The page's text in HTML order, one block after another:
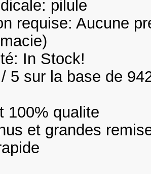
pilule
requise: Aucune
In Stock!
5 sur la base de
100% qualite
et grandes